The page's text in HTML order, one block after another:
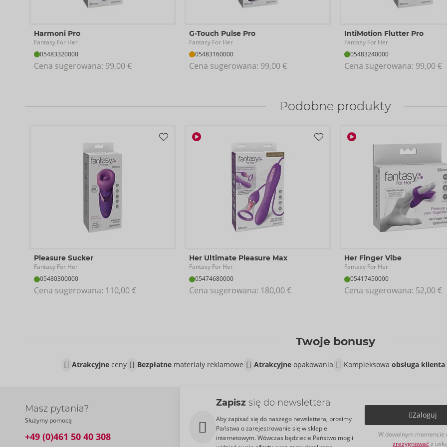
Harmoni Pro
Fantasy For Her
05483320000
Cena sugerowana: 99,00 €
G-Touch Pulse Pro
Fantasy For Her
05483160000
Cena sugerowana: 99,00 €
IntiMotion Flutter Pro
Fantasy For Her
05483240000
Cena sugerowana: 99,00 €
Podobne produkty
Pleasure Sucker
Fantasy For Her
05480300000
Cena sugerowana: 110,00 €
Her Ultimate Pleasure Max
Fantasy For Her
05474680000
Cena sugerowana: 180,00 €
Her Finger Vibe
Fantasy For Her
05417450000
Cena sugerowana: 52,00 €
Twoje bonusy
Atrakcyjneceny Bezpłatnemateriały reklamowe Atrakcyjneopakowania Kompleksowa obsługa klienta
Masz pytania?
Służymy pomocą
+49 (0)461 50 40 308
Zapisz się do newslettera
Aby zapisać się do naszego newslettera, prosimy
Państwa o zarejestrowanie się w sklepie
internetowym. Wówczas będziecie Państwo mogli
Zaloguj
W dowolnym momencie
zrezygnowaćz